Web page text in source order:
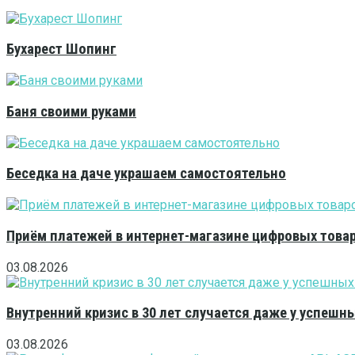
Бухарест Шопинг
Баня своими руками
Беседка на даче украшаем самостоятельно
Приём платежей в интернет-магазине цифровых
03.08.2026
Внутренний кризис в 30 лет случается даже у
03.08.2026